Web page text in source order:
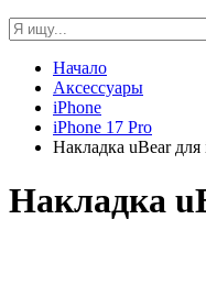
Начало
Аксессуары
iPhone
iPhone 17 Pro
Накладка uBear
Накладка